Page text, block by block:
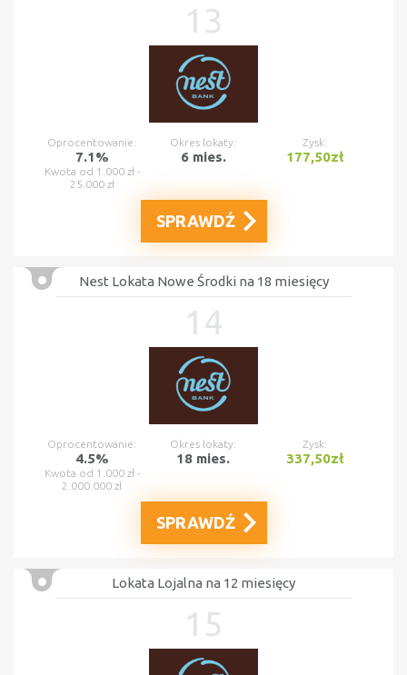
13
Oprocentowanie: Okres lokaty: Zysk:
7.1% 6 mies. 177,50zł
Kwota od 1.000 zł -
25.000 zł
SPRAWDŹ
Nest Lokata Nowe Środki na 18 miesięcy
14
Oprocentowanie: Okres lokaty: Zysk:
4.5% 18 mies. 337,50zł
Kwota od 1.000 zł -
2.000.000 zł
SPRAWDŹ
Lokata Lojalna na 12 miesięcy
15